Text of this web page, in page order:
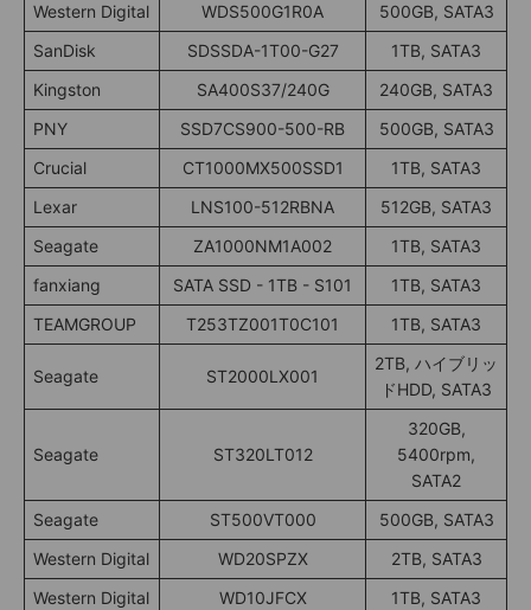
Western Digital
WDS500G1R0A
500GB, SATA3
SanDisk
SDSSDA-1T00-G27
1TB, SATA3
Kingston
SA400S37/240G
240GB, SATA3
PNY
SSD7CS900-500-RB
500GB, SATA3
Crucial
CT1000MX500SSD1
1TB, SATA3
Lexar
LNS100-512RBNA
512GB, SATA3
Seagate
ZA1000NM1A002
1TB, SATA3
fanxiang
SATA SSD - 1TB - S101
1TB, SATA3
TEAMGROUP
T253TZ001T0C101 1TB, SATA3
Seagate ST2000LX001
2TB, ハイブリッ
ドHDD, SATA3
Seagate ST320LT012
320GB,
5400rpm,
SATA2
Seagate
ST500VT000
500GB, SATA3
Western Digital
WD20SPZX
2TB, SATA3
Western Digital
WD10JFCX
1TB, SATA3